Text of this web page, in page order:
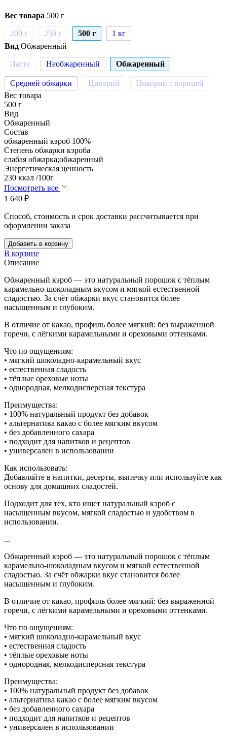
Вес товара 500 г
200 г 250 г 500 г
1 кг
Вид Обжаренный
Латте Необжаренный Обжаренный
Средней обжарки Цикорий
Цикорий с корицей
Вес товара
500 г
Вид
Обжаренный
Состав
обжаренный кэроб 100%
Степень обжарки кэроба
слабая обжарка;обжаренный
Энергетическая ценность
230 ккал /100г
Посмотреть все
1 640 ₽
Способ, стоимость и срок доставки рассчитывается при
оформлении заказа
Добавить в корзину
В корзине
Описание
Обжаренный кэроб — это натуральный порошок с тёплым
карамельно-шоколадным вкусом и мягкой естественной
сладостью. За счёт обжарки вкус становится более
насыщенным и глубоким.
В отличие от какао, профиль более мягкий: без выраженной
горечи, с лёгкими карамельными и ореховыми оттенками.
Что по ощущениям:
• мягкий шоколадно-карамельный вкус
• естественная сладость
• тёплые ореховые ноты
• однородная, мелкодисперсная текстура
Преимущества:
• 100% натуральный продукт без добавок
• альтернатива какао с более мягким вкусом
• без добавленного сахара
• подходит для напитков и рецептов
• универсален в использовании
Как использовать:
Добавляйте в напитки, десерты, выпечку или используйте как
основу для домашних сладостей.
Подходит для тех, кто ищет натуральный кэроб с
насыщенным вкусом, мягкой сладостью и удобством в
использовании.
...
Обжаренный кэроб — это натуральный порошок с тёплым
карамельно-шоколадным вкусом и мягкой естественной
сладостью. За счёт обжарки вкус становится более
насыщенным и глубоким.
В отличие от какао, профиль более мягкий: без выраженной
горечи, с лёгкими карамельными и ореховыми оттенками.
Что по ощущениям:
• мягкий шоколадно-карамельный вкус
• естественная сладость
• тёплые ореховые ноты
• однородная, мелкодисперсная текстура
Преимущества:
• 100% натуральный продукт без добавок
• альтернатива какао с более мягким вкусом
• без добавленного сахара
• подходит для напитков и рецептов
• универсален в использовании